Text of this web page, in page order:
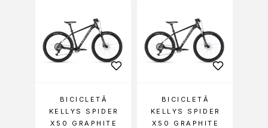
BICICLETĂ
KELLYS SPIDER
X50 GRAPHITE
BICICLETĂ
KELLYS SPIDER
X50 GRAPHITE